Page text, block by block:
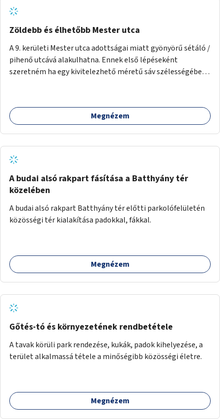
Zöldebb és élhetőbb Mester utca
A 9. kerületi Mester utca adottságai miatt gyönyörű sétáló /
pihenő utcává alakulhatna. Ennek első lépéseként
szeretném ha egy kivitelezhető méretű sáv szélességében
platán fák között. A lakók, boltok és vendéglátó helyek
együttműködését kérnénk abban, hogy ez a zöld sáv ne
addig, amíg komolyabb forgalomcsillapítások és zöldítések
nem létesülnek a Mester utcában.
Megnézem
A budai alsó rakpart fásítása a Batthyány tér
közelében
A budai alsó rakpart Batthyány tér előtti parkolófelületén
közösségi tér kialakítása padokkal, fákkal.
Megnézem
Gőtés-tó és környezetének rendbetétele
A tavak körüli park rendezése, kukák, padok kihelyezése, a
terület alkalmassá tétele a minőségibb közösségi életre.
Megnézem